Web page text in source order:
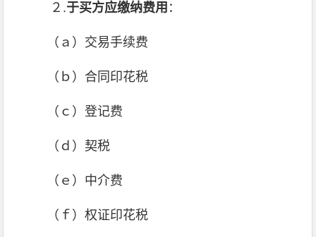
２.于买方应缴纳费用 ：
（ａ）交易手续费
（ｂ）合同印花税
（ｃ）登记费
（ｄ）契税
（ｅ）中介费
（ｆ）权证印花税